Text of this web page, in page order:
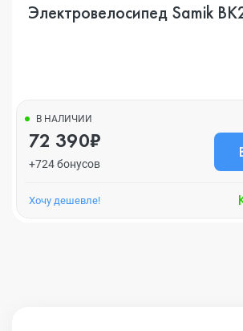
Электровелосипед Samik
В НАЛИЧИИ
72 390₽
+724 бонусов
Хочу дешевле!